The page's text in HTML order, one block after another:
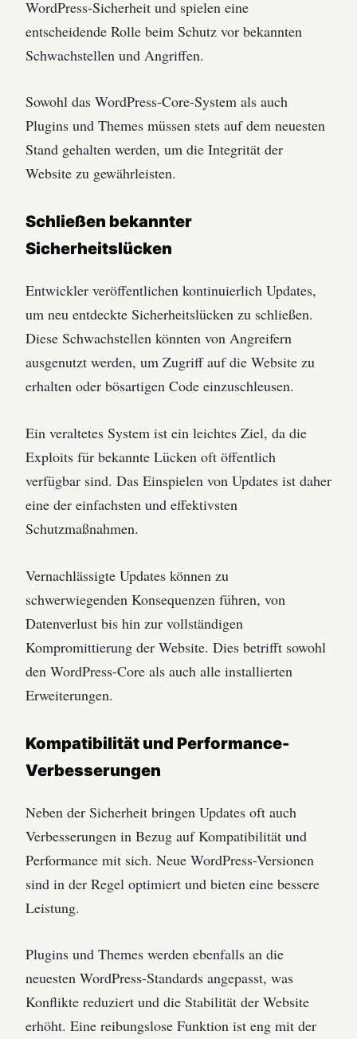
WordPress-Sicherheit und spielen eine
entscheidende Rolle beim Schutz vor bekannten
Schwachstellen und Angriffen.
Sowohl das WordPress-Core-System als auch
Plugins und Themes müssen stets auf dem neuesten
Stand gehalten werden, um die Integrität der
Website zu gewährleisten.
Schließen bekannter
Sicherheitslücken
Entwickler veröffentlichen kontinuierlich Updates,
um neu entdeckte Sicherheitslücken zu schließen.
Diese Schwachstellen könnten von Angreifern
ausgenutzt werden, um Zugriff auf die Website zu
erhalten oder bösartigen Code einzuschleusen.
Ein veraltetes System ist ein leichtes Ziel, da die
Exploits für bekannte Lücken oft öffentlich
verfügbar sind. Das Einspielen von Updates ist daher
eine der einfachsten und effektivsten
Schutzmaßnahmen.
Vernachlässigte Updates können zu
schwerwiegenden Konsequenzen führen, von
Datenverlust bis hin zur vollständigen
Kompromittierung der Website. Dies betrifft sowohl
den WordPress-Core als auch alle installierten
Erweiterungen.
Kompatibilität und Performance-
Verbesserungen
Neben der Sicherheit bringen Updates oft auch
Verbesserungen in Bezug auf Kompatibilität und
Performance mit sich. Neue WordPress-Versionen
sind in der Regel optimiert und bieten eine bessere
Leistung.
Plugins und Themes werden ebenfalls an die
neuesten WordPress-Standards angepasst, was
Konflikte reduziert und die Stabilität der Website
erhöht. Eine reibungslose Funktion ist eng mit der